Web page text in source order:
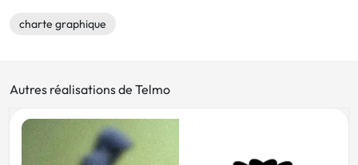
charte graphique
Autres réalisations de Telmo